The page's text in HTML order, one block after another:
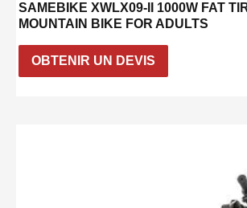
SAMEBIKE XWLX09-II 1000W FAT
MOUNTAIN BIKE FOR ADULTS
OBTENIR UN DEVIS